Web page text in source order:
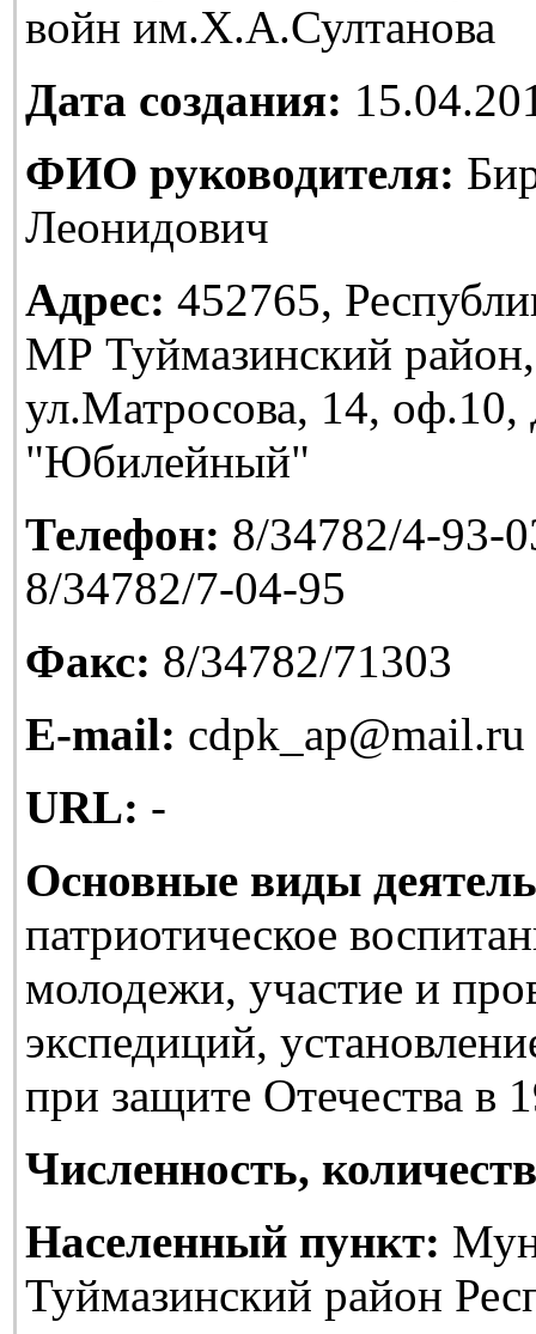
войн им.Х.А.Султанова
Дата создания:
ФИО руководителя:
Леонидович
Адрес: 452765,
МР Туймазинский
ул.Матросова, 14,
"Юбилейный"
Телефон: 8/34782/4-93-
8/34782/7-04-95
Факс: 8/34782/71303
E-mail: cdpk_ap@mail.ru
URL: -
Основные виды
патриотическое
молодежи, участие и
экспедиций,
при защите Отечества в
Численность,
Населенный пункт:
Туймазинский район